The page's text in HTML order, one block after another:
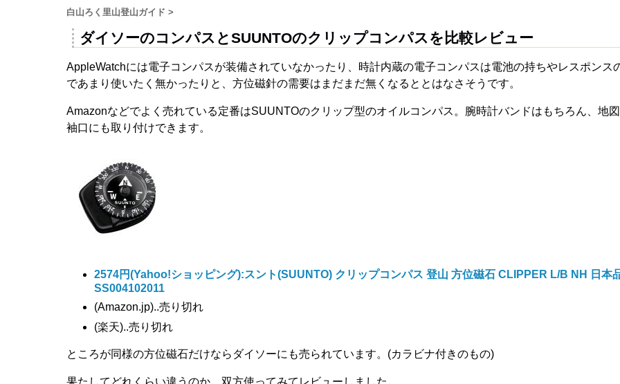
白山ろく里山登山ガイド >
ダイソーのコンパスとSUUNTOのクリップコンパスを比較レビュー
AppleWatchには電子コンパスが装備されていなかったり、時計内蔵の電子コンパスは電池の持ちやレスポンス
であまり使いたく無かったりと、方位磁針の需要はまだまだ無くなるととはなさそうです。
Amazonなどでよく売れている定番はSUUNTOのクリップ型のオイルコンパス。腕時計バンドはもちろん、地
袖口にも取り付けできます。
2574円(Yahoo!ショッピング):スント(SUUNTO) クリップコンパス 登山 方位磁石 CLIPPER L/B NH 日本
SS004102011
(Amazon.jp)..売り切れ
(楽天)..売り切れ
ところが同様の方位磁石だけならダイソーにも売られています。(カラビナ付きのもの)
果たしてどれくらい違うのか。双方使ってみてレビューしました。